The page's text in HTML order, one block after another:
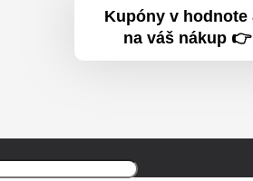
Kupóny v hodnote
na váš nákup 👉